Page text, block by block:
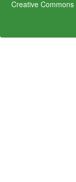
Creative Commons